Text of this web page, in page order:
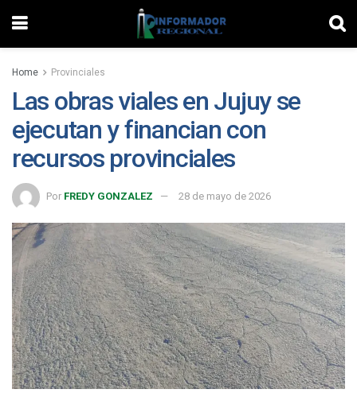
Home Provinciales
Las obras viales en Jujuy se
ejecutan y financian con
recursos provinciales
Por FREDY GONZALEZ 28 de mayo de 2026